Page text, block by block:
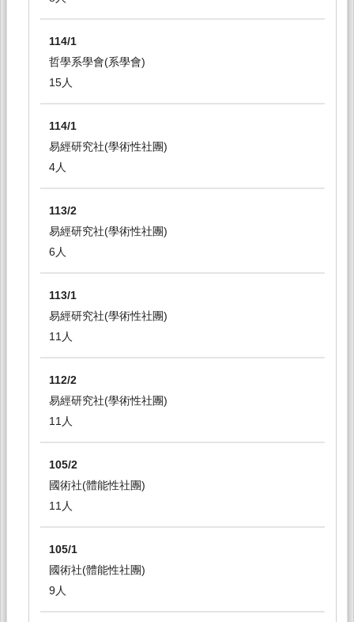
114/1
哲學系學會(系學會)
15人
114/1
易經研究社(學術性社團)
4人
113/2
易經研究社(學術性社團)
6人
113/1
易經研究社(學術性社團)
11人
112/2
易經研究社(學術性社團)
11人
105/2
國術社(體能性社團)
11人
105/1
國術社(體能性社團)
9人